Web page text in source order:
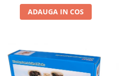
ADAUGA IN COS